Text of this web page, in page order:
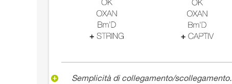
Semplicità di collegamento/scollegamento.